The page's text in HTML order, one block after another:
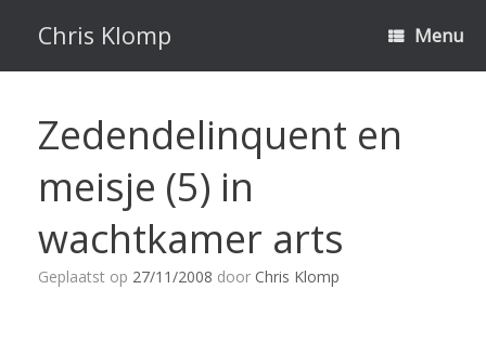
inhoud
Chris Klomp Menu
Zedendelinquent en
meisje (5) in
wachtkamer arts
Geplaatst op 27/11/2008 door Chris Klomp